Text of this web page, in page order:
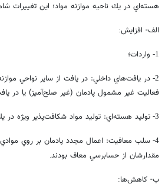
هسته‌اي در يك ناحيه موازنه مواد؛ اين تغييرات
الف- افزايش:
1- واردات؛
2- در يافت‌هاي داخلي: در يافت از ساير نواحي
فعاليت غير مشمول پادمان (غير صلح‌آميز) يا در
3- توليد هسته‌اي: توليد مواد شكافت‌پذير ويژه در
4- سلب معافيت: اعمال مجدد پادمان بر روي موادي
مقدارشان از حسابرسي معاف بودند.
ب- كاهش‌ها: